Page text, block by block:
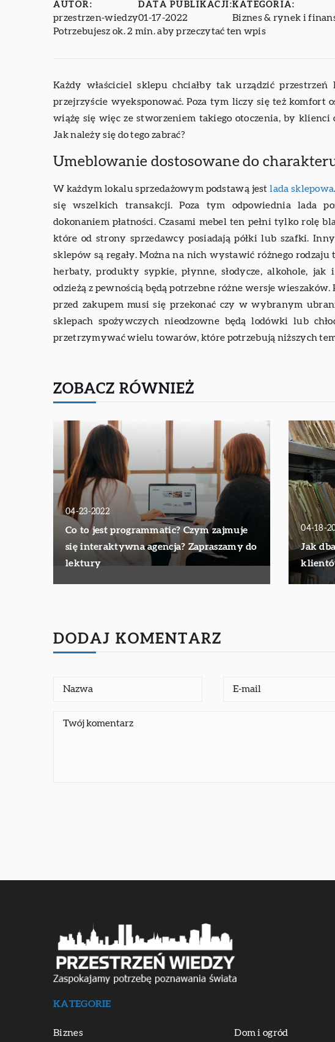
AUTOR:
przestrzen-wiedzy
DATA PUBLIKACJI:
01-17-2022
KATEGORIA:
Biznes & rynek i
Potrzebujesz ok. 2 min. aby przeczytać ten wpis
Każdy właściciel sklepu chciałby tak urządzić
przejrzyście wyeksponować. Poza tym liczy się też komfort
wiążę się więc ze stworzeniem takiego otoczenia, by
Jak należy się do tego zabrać?
Umeblowanie dostosowane do
W każdym lokalu sprzedażowym podstawą jestlada sklepowa
się wszelkich transakcji. Poza tym odpowiednia lada
dokonaniem płatności. Czasami mebel ten pełni tylko rolę
które od strony sprzedawcy posiadają półki lub szafki.
sklepów są regały. Można na nich wystawić różnego
herbaty, produkty sypkie, płynne, słodycze, alkohole,
odzieżą z pewnością będą potrzebne różne wersje
przed zakupem musi się przekonać czy w wybranym
sklepach spożywczych nieodzowne będą lodówki lub
przetrzymywać wielu towarów, które potrzebują niższych
ZOBACZ RÓWNIEŻ
04-23-2022
Co to jest programmatic? Czym zajmuje
się interaktywna agencja? Zapraszamy do
lektury
04-18-
Jak
DODAJ KOMENTARZ
KATEGORIE
Biznes Dom i ogród